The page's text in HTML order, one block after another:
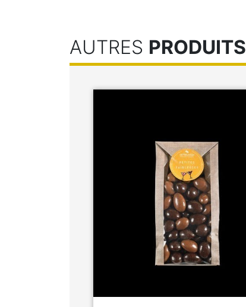
AUTRES PRODUITS